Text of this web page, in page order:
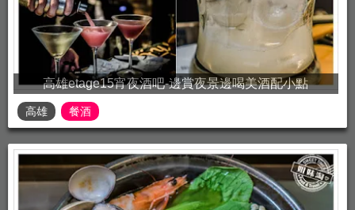
高雄etage15宵夜酒吧-邊賞夜景邊喝美酒配小點
高雄 餐酒